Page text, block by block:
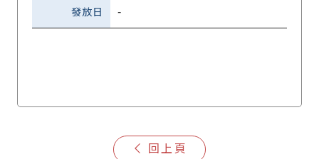
-
回上頁